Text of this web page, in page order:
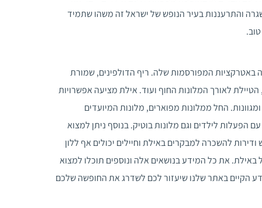
והתרעננות בעיר הנופש של ישראל זה משהו שתמיד
באטרקציות המפורסמות שלה. ריף הדולפינים, שמורת
הטיילת לאורך המלונות החוף ועוד. אילת מציעה אפשרויות
החל ממלונות מפוארים, מלונות המיועדים
הפעלות לילדים וגם מלונות בוטיק. בנוסף ניתן למצוא
ודירות להשכרה למבקרים באילת וחיילים יכולים אף ללון
באילת. את כל המידע בנושאים אלה ונוספים תוכלו למצוא
הקיים באתר שלנו שיעזור לכם לשדרג את החופשה שלכם